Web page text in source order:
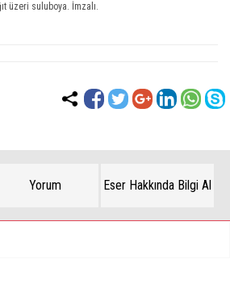
üzeri suluboya. İmzalı.
Yorum Eser Hakkında Bilgi Al